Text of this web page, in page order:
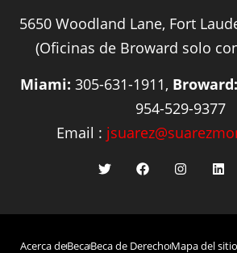
5650 Woodland Lane, Fort
(Oficinas de Broward solo
Miami: 305-631-1911, Broward:
954-529-9377
Email :
Acerca deBecaBeca de DerechoMapa del sitio